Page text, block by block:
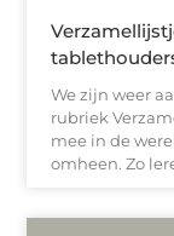
We zijn weer
rubriek
mee in de
omheen. Zo